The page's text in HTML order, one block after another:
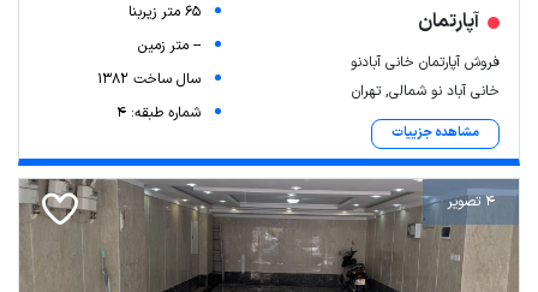
آپارتمان
فروش آپارتمان خانی آبادنو
خانی آباد نو شمالی, تهران
مشاهده جزییات
65 متر زیربنا
-- متر زمین
سال ساخت 1382
شماره طبقه: 4
4 تصویر